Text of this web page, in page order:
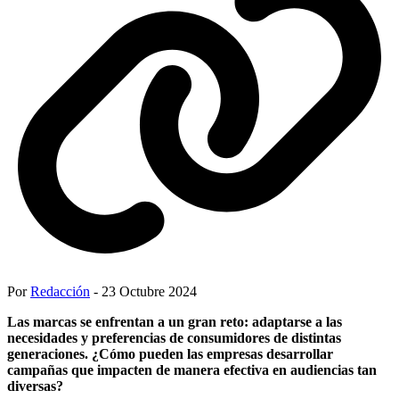
PorRedacción - 23 Octubre 2024
Las marcas se enfrentan a un gran reto: adaptarse a las
necesidades y preferencias de consumidores de distintas
generaciones. ¿Cómo pueden las empresas desarrollar
campañas que impacten de manera efectiva en audiencias tan
diversas?